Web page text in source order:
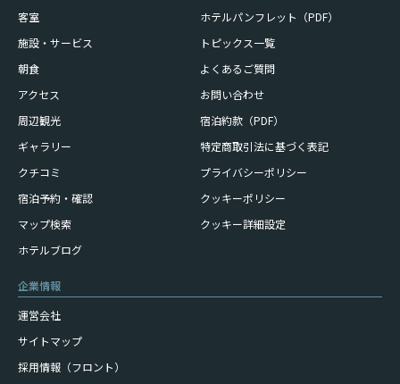
客室
施設・サービス
朝食
アクセス
周辺観光
ギャラリー
クチコミ
宿泊予約・確認
マップ検索
ホテルブログ
ホテルパンフレット（PDF）
トピックス一覧
よくあるご質問
お問い合わせ
宿泊約款（PDF）
特定商取引法に基づく表記
プライバシーポリシー
クッキーポリシー
クッキー詳細設定
企業情報
運営会社
サイトマップ
採用情報（フロント）